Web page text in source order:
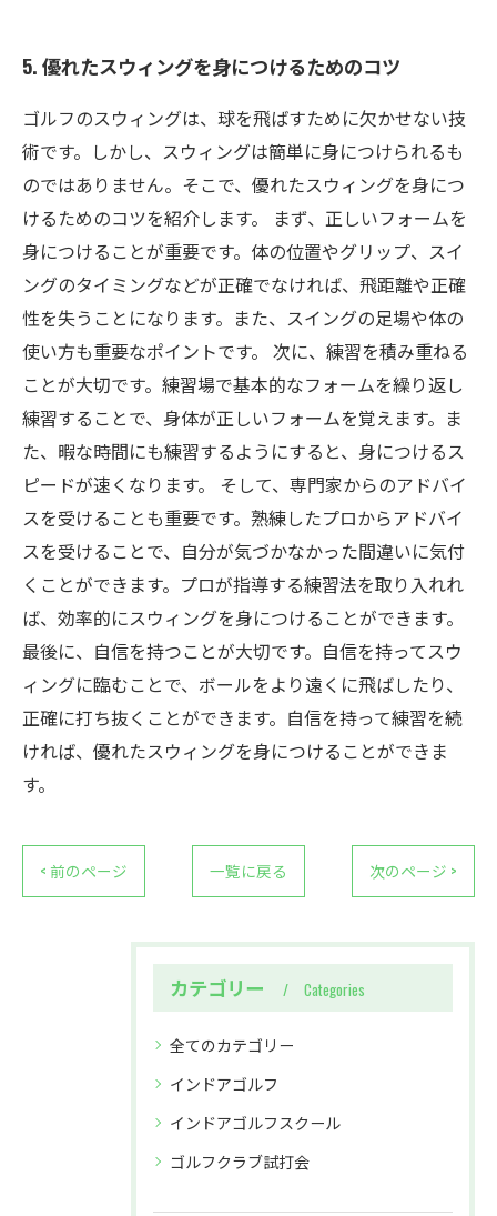
5. 優れたスウィングを身につけるためのコツ
ゴルフのスウィングは、球を飛ばすために欠かせない技
術です。しかし、スウィングは簡単に身につけられるも
のではありません。そこで、優れたスウィングを身につ
けるためのコツを紹介します。 まず、正しいフォームを
身につけることが重要です。体の位置やグリップ、スイ
ングのタイミングなどが正確でなければ、飛距離や正確
性を失うことになります。また、スイングの足場や体の
使い方も重要なポイントです。 次に、練習を積み重ねる
ことが大切です。練習場で基本的なフォームを繰り返し
練習することで、身体が正しいフォームを覚えます。ま
た、暇な時間にも練習するようにすると、身につけるス
ピードが速くなります。 そして、専門家からのアドバイ
スを受けることも重要です。熟練したプロからアドバイ
スを受けることで、自分が気づかなかった間違いに気付
くことができます。プロが指導する練習法を取り入れれ
ば、効率的にスウィングを身につけることができます。
最後に、自信を持つことが大切です。自信を持ってスウ
ィングに臨むことで、ボールをより遠くに飛ばしたり、
正確に打ち抜くことができます。自信を持って練習を続
ければ、優れたスウィングを身につけることができま
す。
< 前のページ 一覧に戻る 次のページ >
カテゴリー Categories
全てのカテゴリー
インドアゴルフ
インドアゴルフスクール
ゴルフクラブ試打会